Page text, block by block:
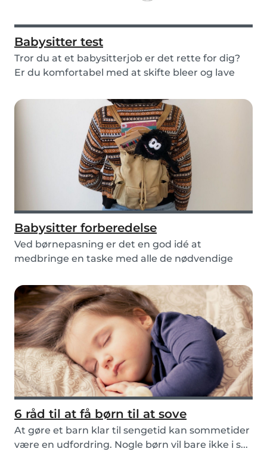
Babysitter test
Tror du at et babysitterjob er det rette for dig?
Er du komfortabel med at skifte bleer og lave
Babysitter forberedelse
Ved børnepasning er det en god idé at
medbringe en taske med alle de nødvendige
6 råd til at få børn til at sove
At gøre et barn klar til sengetid kan sommetider
være en udfordring. Nogle børn vil bare ikke i s...